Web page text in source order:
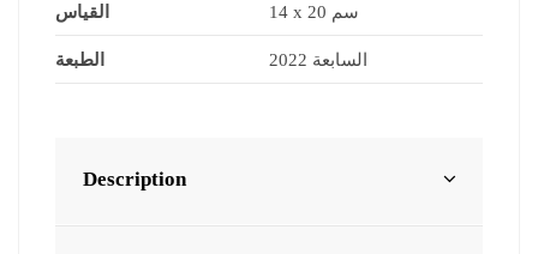
القياس 14 x 20 سم
الطبعة السابعة 2022
Description